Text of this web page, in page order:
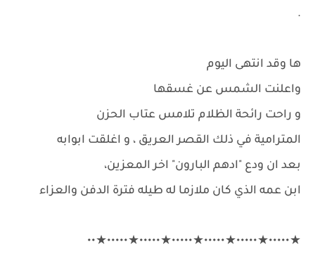
.
ها وقد انتهى اليوم
واعلنت الشمس عن غسقها
و راحت رائحة الظلام تلامس عتاب الحزن
المترامية في ذلك القصر العريق ، و اغلقت ابوابه
بعد ان ودع "ادهم البارون" اخر المعزين،
ابن عمه الذي كان ملازما له طيله فترة الدفن والعزاء
★•••••★•••••★•••••★•••••★•••••★•••••★••